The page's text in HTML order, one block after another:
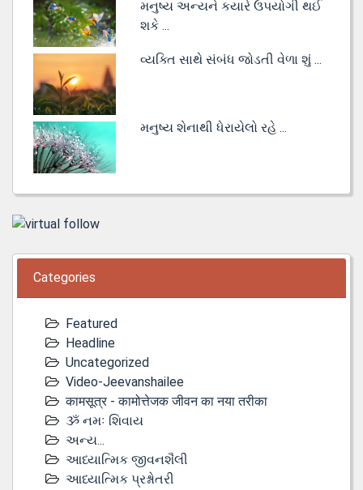
મનુષ્ય અન્યને કયારે ઉપયોગી થઈ
શકે ...
વ્યક્તિ સાથે સંબંધ જોડતી વેળા શું ...
મનુષ્ય શેનાથી ધેરાયેલો રહે ...
Categories
Featured
Headline
Uncategorized
Video-Jeevanshailee
कामसूत्र - कामोत्तेजक जीवन का नया तरीका
ૐ નમઃ શિવાય
અન્ય...
આધ્યાત્મિક જીવનશૈલી
આધ્યાત્મિક પ્રશ્નોતરી